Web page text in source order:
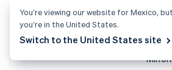
Terminal
Treasury
de
You’re viewing our website for Mexico,
you’re in the United States.
Switch to the United States site